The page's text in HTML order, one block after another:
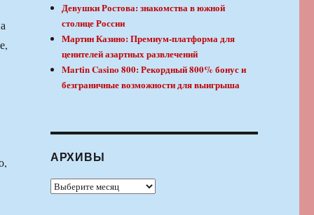
Девушки Ростова: знакомства в южной
столице России
Мартин Казино: Премиум-платформа для
ценителей азартных развлечений
Martin Casino 800: Рекордный 800% бонус и
безграничные возможности для выигрыша
АРХИВЫ
Архивы